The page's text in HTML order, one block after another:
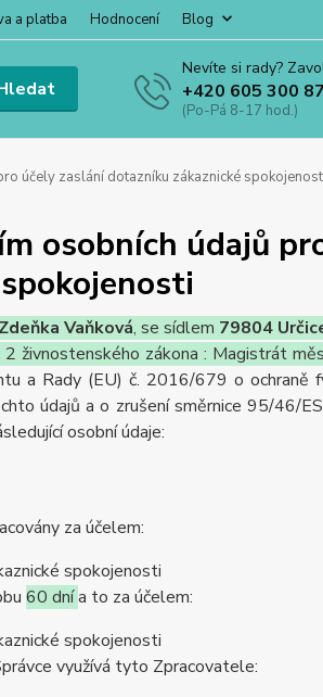
a platba Hodnocení Blog
Nevíte si rady?
+420 605 300
(Po-Pá 8-17 hod.)
účely zaslání dotazníku zákaznické
osobních údajů
Zdeňka Vaňková, se sídlem 79804
živnostenského zákona : Magistrát
a Rady (EU) č. 2016/679 o ochraně
údajů a o zrušení směrnice 95/46/
osobní údaje:
za účelem:
spokojenosti
60 dnía to za účelem:
spokojenosti
využívá tyto Zpracovatele: